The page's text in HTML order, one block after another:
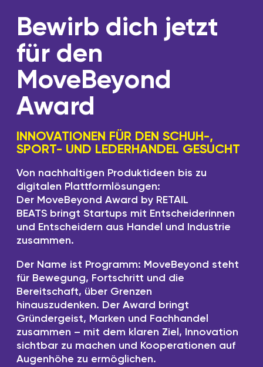
Bewirb dich jetzt
für den
MoveBeyond
Award
INNOVATIONEN FÜR DEN SCHUH-,
SPORT- UND LEDERHANDEL GESUCHT
Von nachhaltigen Produktideen bis zu
digitalen Plattformlösungen:
Der MoveBeyond Award by RETAIL
BEATS bringt Startups mit Entscheiderinnen
und Entscheidern aus Handel und Industrie
zusammen.
Der Name ist Programm: MoveBeyond steht
für Bewegung, Fortschritt und die
Bereitschaft, über Grenzen
hinauszudenken. Der Award bringt
Gründergeist, Marken und Fachhandel
zusammen – mit dem klaren Ziel, Innovation
sichtbar zu machen und Kooperationen auf
Augenhöhe zu ermöglichen.